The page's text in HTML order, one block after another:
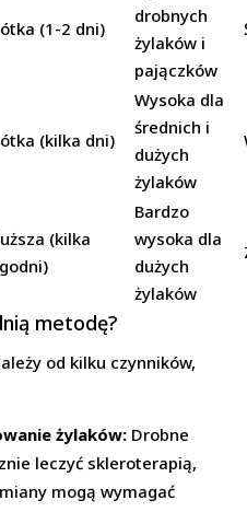
(1-2 dni)
drobnych
żylaków i
pajączków
(kilka dni)
Wysoka dla
średnich i
dużych
żylaków
(kilka
Bardzo
wysoka dla
dużych
żylaków
metodę?
od kilku czynników,
żylaków: Drobne
leczyć skleroterapią,
mogą wymagać